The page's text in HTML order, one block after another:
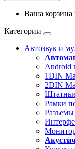
Ваша корзина
Категории
Автозвук и
Android
1DIN
2DIN
Рамки